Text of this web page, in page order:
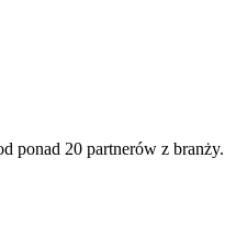
ponad 20 partnerów z branży.